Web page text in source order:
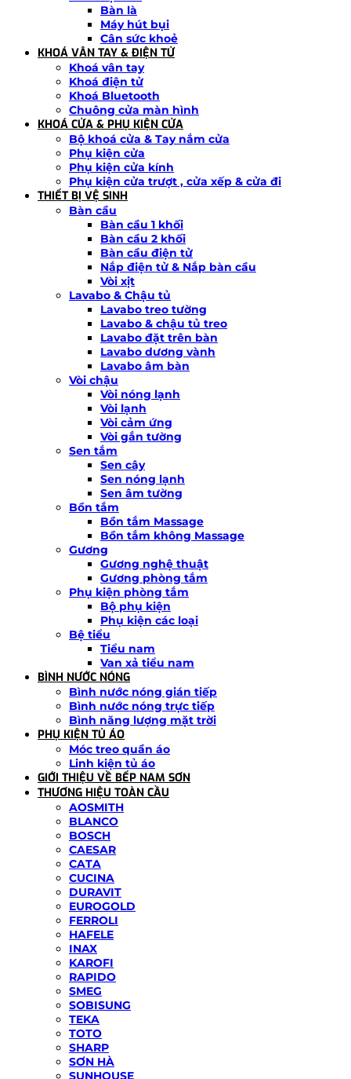
Bàn là
Máy hút bụi
Cân sức khoẻ
KHOÁ VÂN TAY & ĐIỆN TỬ
Khoá vân tay
Khoá điện tử
Khoá Bluetooth
Chuông cửa màn hình
KHOÁ CỬA & PHỤ KIỆN CỬA
Bộ khoá cửa & Tay nắm cửa
Phụ kiện cửa
Phụ kiện cửa kính
Phụ kiện cửa trượt , cửa xếp & cửa đi
THIẾT BỊ VỆ SINH
Bàn cầu
Bàn cầu 1 khối
Bàn cầu 2 khối
Bàn cầu điện tử
Nắp điện tử & Nắp bàn cầu
Vòi xịt
Lavabo & Chậu tủ
Lavabo treo tường
Lavabo & chậu tủ treo
Lavabo đặt trên bàn
Lavabo dương vành
Lavabo âm bàn
Vòi chậu
Vòi nóng lạnh
Vòi lạnh
Vòi cảm ứng
Vòi gắn tường
Sen tắm
Sen cây
Sen nóng lạnh
Sen âm tường
Bồn tắm
Bồn tắm Massage
Bồn tắm không Massage
Gương
Gương nghệ thuật
Gương phòng tắm
Phụ kiện phòng tắm
Bộ phụ kiện
Phụ kiện các loại
Bệ tiểu
Tiểu nam
Van xả tiểu nam
BÌNH NƯỚC NÓNG
Bình nước nóng gián tiếp
Bình nước nóng trực tiếp
Bình năng lượng mặt trời
PHỤ KIỆN TỦ ÁO
Móc treo quần áo
Linh kiện tủ áo
GIỚI THIỆU VỀ BẾP NAM SƠN
THƯƠNG HIỆU TOÀN CẦU
AOSMITH
BLANCO
BOSCH
CAESAR
CATA
CUCINA
DURAVIT
EUROGOLD
FERROLI
HAFELE
INAX
KAROFI
RAPIDO
SMEG
SOBISUNG
TEKA
TOTO
SHARP
SƠN HÀ
SUNHOUSE